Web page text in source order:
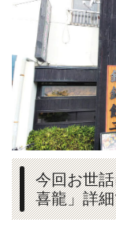
今回お世
喜龍」詳